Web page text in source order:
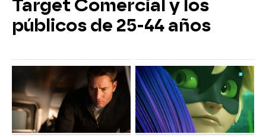
Target Comercial y los
públicos de 25-44 años